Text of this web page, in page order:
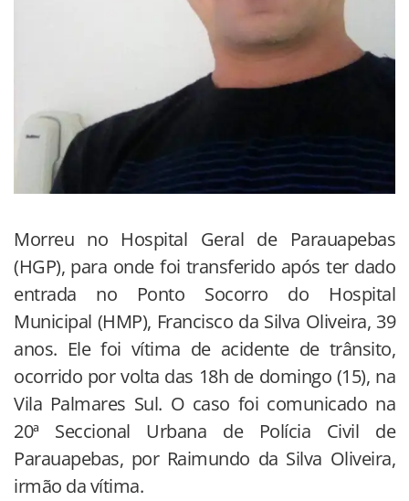
Morreu no Hospital Geral de Parauapebas
(HGP), para onde foi transferido após ter dado
entrada no Ponto Socorro do Hospital
Municipal (HMP), Francisco da Silva Oliveira, 39
anos. Ele foi vítima de acidente de trânsito,
ocorrido por volta das 18h de domingo (15), na
Vila Palmares Sul. O caso foi comunicado na
20ª Seccional Urbana de Polícia Civil de
Parauapebas, por Raimundo da Silva Oliveira,
irmão da vítima.